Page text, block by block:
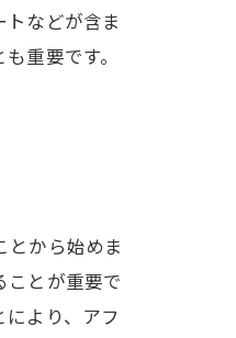
などが含ま
重要です。
とから始めま
ことが重要で
より、アフ